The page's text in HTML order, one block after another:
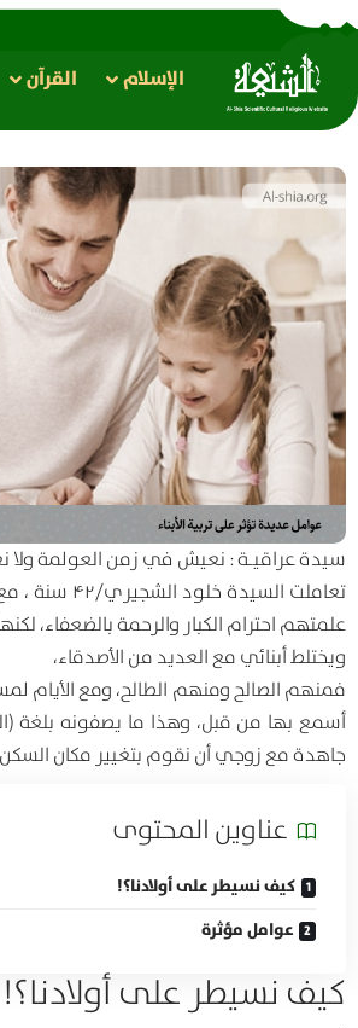
الإسلام القرآن
سيدة عراقيـة : نعيش في زمن العولمة ولا
تعاملت
علمتهم احترام الكبار والرحمة
ويختلط أبنائي مع العديد من الأصدقاء،
فمنهم الصالح ومنهم الطالح، ومع الأيام
أسمع بها من قبل، وهذا ما يصفونه بلغة
جاهدة مع زوجي أن نقوم بتغيير مكان السكن،
عناوين المحتوی
كيف نسيطر على أولادنا؟!
عوامل مؤثرة
كيف نسيطر على أولادنا؟!